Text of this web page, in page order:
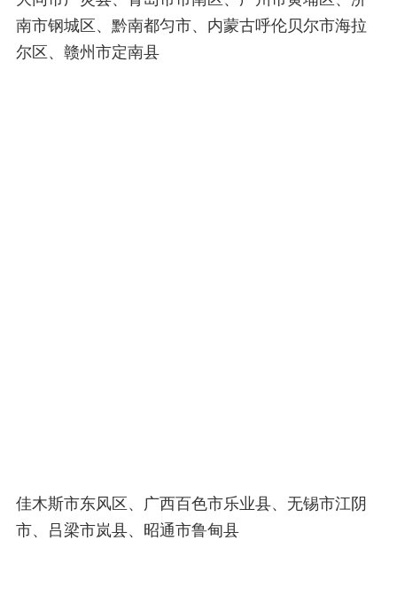
南市钢城区、黔南都匀市、内蒙古呼伦贝尔市海拉
尔区、赣州市定南县
佳木斯市东风区、广西百色市乐业县、无锡市江阴
市、吕梁市岚县、昭通市鲁甸县